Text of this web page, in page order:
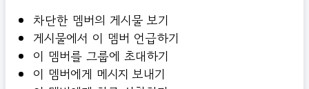
차단한 멤버의 게시물 보기
게시물에서 이 멤버 언급하기
이 멤버를 그룹에 초대하기
이 멤버에게 메시지 보내기